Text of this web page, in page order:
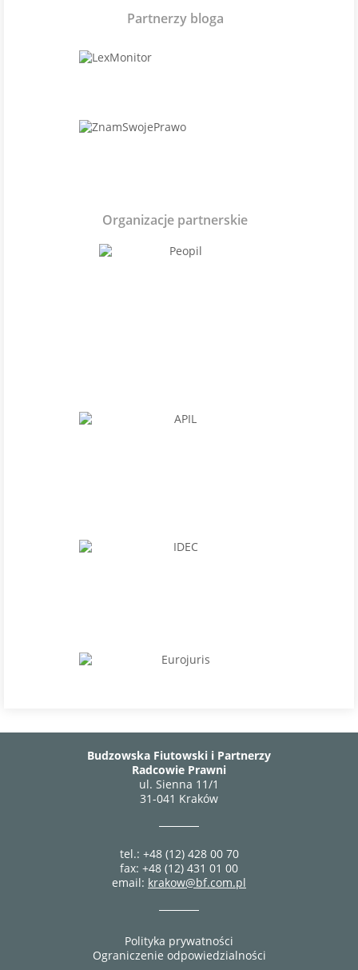
Partnerzy bloga
Organizacje partnerskie
Budzowska Fiutowski i Partnerzy
Radcowie Prawni
ul. Sienna 11/1
31-041 Kraków
tel.: +48 (12) 428 00 70
fax: +48 (12) 431 01 00
email: krakow@bf.com.pl
Polityka prywatności
Ograniczenie odpowiedzialności